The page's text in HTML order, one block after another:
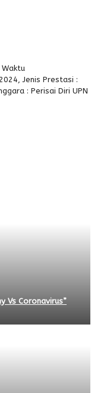
Waktu
Jenis Prestasi :
: Perisai Diri UPN
Vs Coronavirus”